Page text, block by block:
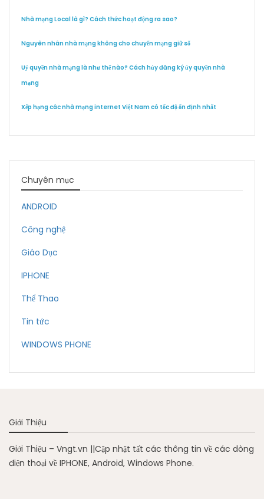
Nhà mạng Local là gì? Cách thức hoạt động ra sao?
Nguyên nhân nhà mạng không cho chuyển mạng giữ số
Uỷ quyền nhà mạng là như thế nào? Cách hủy đăng ký ủy quyền nhà
mạng
Xếp hạng các nhà mạng internet Việt Nam có tốc độ ổn định nhất
Chuyên mục
ANDROID
Công nghệ
Giáo Dục
IPHONE
Thể Thao
Tin tức
WINDOWS PHONE
Giới Thiệu
Giới Thiệu – Vngt.vn ||Cập nhật tất các thông tin về các dòng
điện thoại về IPHONE, Android, Windows Phone.